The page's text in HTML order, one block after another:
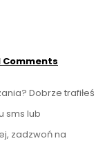
Comments
Dobrze trafiłeś
sms lub
zadzwoń na